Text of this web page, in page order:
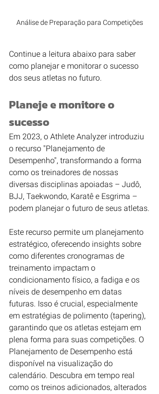
Análise de Preparação para Competições
Continue a leitura abaixo para saber
como planejar e monitorar o sucesso
dos seus atletas no futuro.
Planeje e monitore o
sucesso
Em 2023, o Athlete Analyzer introduziu
o recurso "Planejamento de
Desempenho", transformando a forma
como os treinadores de nossas
diversas disciplinas apoiadas – Judô,
BJJ, Taekwondo, Karatê e Esgrima –
podem planejar o futuro de seus atletas.
Este recurso permite um planejamento
estratégico, oferecendo insights sobre
como diferentes cronogramas de
treinamento impactam o
condicionamento físico, a fadiga e os
níveis de desempenho em datas
futuras. Isso é crucial, especialmente
em estratégias de polimento (tapering),
garantindo que os atletas estejam em
plena forma para suas competições. O
Planejamento de Desempenho está
disponível na visualização do
calendário. Descubra em tempo real
como os treinos adicionados, alterados